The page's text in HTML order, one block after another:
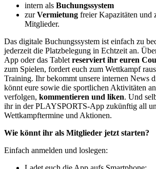
intern als Buchungssystem
zurVermietung freier Kapazitäten und
Mitglieder.
Das digitale Buchungssystem ist einfach zu
jederzeit die Platzbelegung in Echtzeit an.
App oder das Tablet reserviert ihr euren
zum Spielen, fordert euch zum Wettkampf
Training. Ihr bekommt unsere internen News
könnt eure sowie die sportlichen Aktivitäten
verfolgen, kommentieren und liken. Und
ihr in der PLAYSPORTS-App zukünftig all
Wettkampftermine und Aktionen.
Wie könnt ihr als Mitglieder jetzt starten?
Einfach anmelden und loslegen: